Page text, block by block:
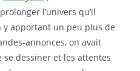
l’univers qu’il
y apportant un peu plus de
annonces, on avait
dessiner et les attentes